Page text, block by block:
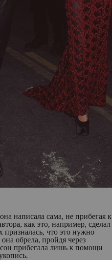
написала сама, не прибегая к
как это, например, сделал
призналась, что это нужно
обрела, пройдя через
прибегала лишь к помощи